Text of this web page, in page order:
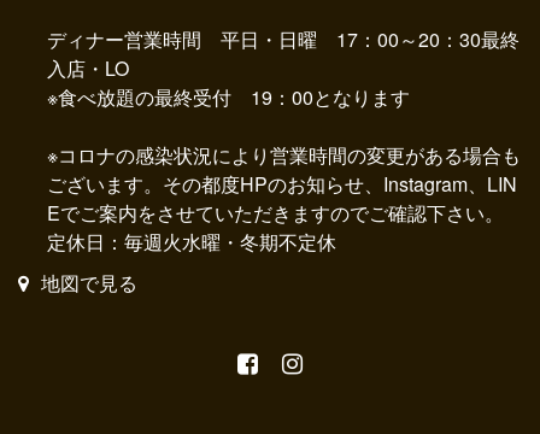
ディナー営業時間 平日・日曜 17：00～20：30最終
入店・LO
※食べ放題の最終受付 19：00となります
※コロナの感染状況により営業時間の変更がある場合も
ございます。その都度HPのお知らせ、Instagram、LIN
Eでご案内をさせていただきますのでご確認下さい。
定休日：毎週火水曜・冬期不定休
地図で見る